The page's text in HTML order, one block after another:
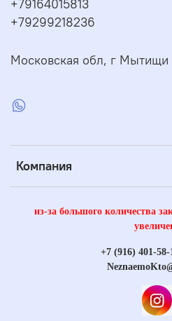
Компания
+79164015813
+79299218236
Московская обл, г Мытищи
из-за большого количества
+7 (916) 401-